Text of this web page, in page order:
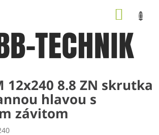
12x240 8.8 ZN skrutka
hlavou s
závitom